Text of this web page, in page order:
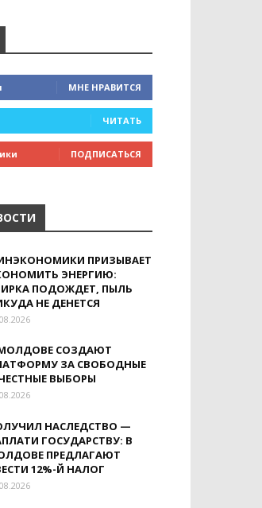
МНЕ НРАВИТСЯ
ЧИТАТЬ
ПОДПИСАТЬСЯ
ПРИЗЫВАЕТ
ЭНЕРГИЮ:
ПОДОЖДЕТ, ПЫЛЬ
НЕ ДЕНЕТСЯ
СОЗДАЮТ
ЗА СВОБОДНЫЕ
ВЫБОРЫ
НАСЛЕДСТВО —
ГОСУДАРСТВУ: В
ПРЕДЛАГАЮТ
12%-Й НАЛОГ